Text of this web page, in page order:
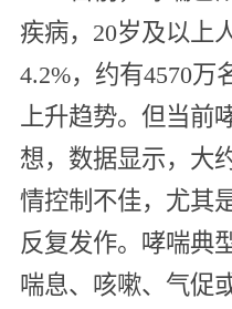
疾病，20岁及以上
4.2%，约有4570万
上升趋势。但当前
想，数据显示，大
情控制不佳，尤其
反复发作。哮喘典
喘息、咳嗽、气促